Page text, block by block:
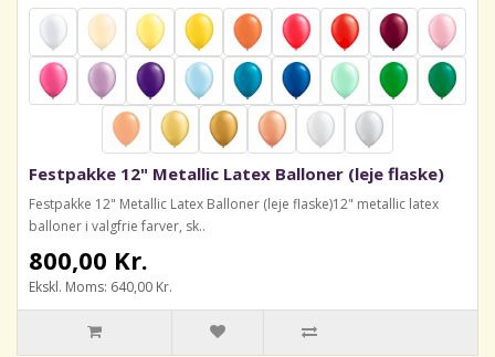
Festpakke 12" Metallic Latex Balloner (leje flaske)
Festpakke 12" Metallic Latex Balloner (leje flaske)12" metallic latex
balloner i valgfrie farver, sk..
800,00 Kr.
Ekskl. Moms: 640,00 Kr.